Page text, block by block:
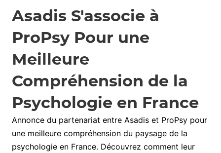
Asadis S'associe à
ProPsy Pour une
Meilleure
Compréhension de la
Psychologie en France
Annonce du partenariat entre Asadis et ProPsy pour
une meilleure compréhension du paysage de la
psychologie en France. Découvrez comment leur